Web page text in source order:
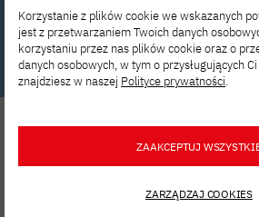
Napisz
Korzystanie z plików cookie we wskazanych
jest z przetwarzaniem Twoich danych
korzystaniu przez nas plików cookie oraz o
danych osobowych, w tym o przysługujących
znajdziesz w naszej Polityce prywatności.
ZAAKCEPTUJ
ZARZĄDZAJ COOKIES